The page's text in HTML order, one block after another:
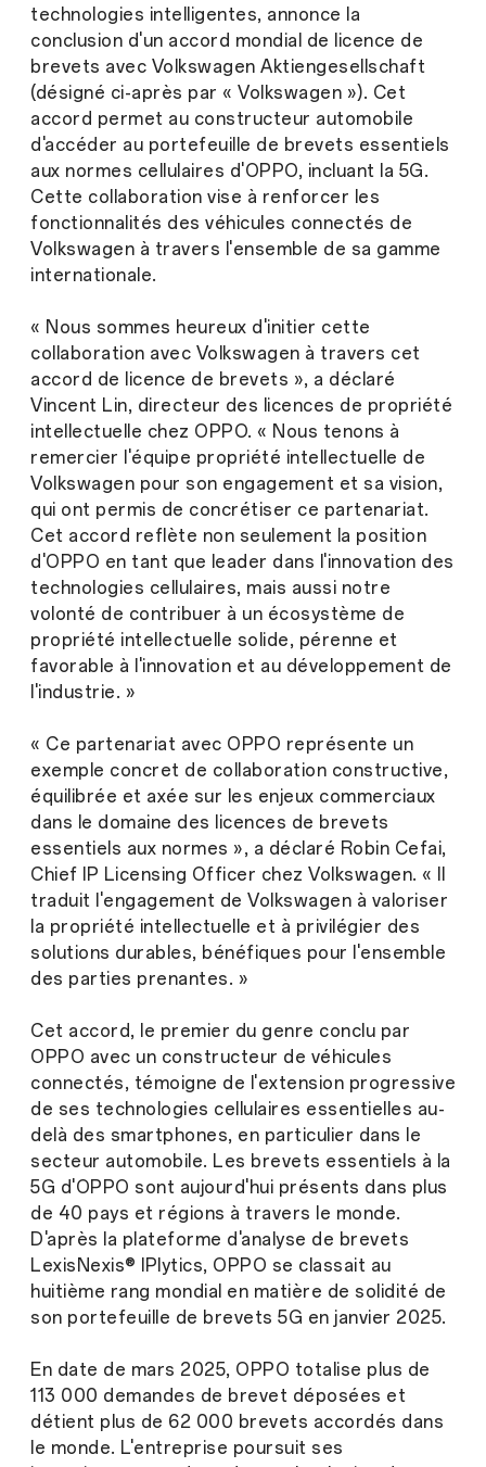
technologies intelligentes, annonce la
conclusion d'un accord mondial de licence de
brevets avec Volkswagen Aktiengesellschaft
(désigné ci-après par « Volkswagen »). Cet
accord permet au constructeur automobile
d'accéder au portefeuille de brevets essentiels
aux normes cellulaires d'OPPO, incluant la 5G.
Cette collaboration vise à renforcer les
fonctionnalités des véhicules connectés de
Volkswagen à travers l'ensemble de sa gamme
internationale.
« Nous sommes heureux d'initier cette
collaboration avec Volkswagen à travers cet
accord de licence de brevets », a déclaré
Vincent Lin, directeur des licences de propriété
intellectuelle chez OPPO. « Nous tenons à
remercier l'équipe propriété intellectuelle de
Volkswagen pour son engagement et sa vision,
qui ont permis de concrétiser ce partenariat.
Cet accord reflète non seulement la position
d'OPPO en tant que leader dans l'innovation des
technologies cellulaires, mais aussi notre
volonté de contribuer à un écosystème de
propriété intellectuelle solide, pérenne et
favorable à l'innovation et au développement de
l'industrie. »
« Ce partenariat avec OPPO représente un
exemple concret de collaboration constructive,
équilibrée et axée sur les enjeux commerciaux
dans le domaine des licences de brevets
essentiels aux normes », a déclaré Robin Cefai,
Chief IP Licensing Officer chez Volkswagen. « Il
traduit l'engagement de Volkswagen à valoriser
la propriété intellectuelle et à privilégier des
solutions durables, bénéfiques pour l'ensemble
des parties prenantes. »
Cet accord, le premier du genre conclu par
OPPO avec un constructeur de véhicules
connectés, témoigne de l'extension progressive
de ses technologies cellulaires essentielles au-
delà des smartphones, en particulier dans le
secteur automobile. Les brevets essentiels à la
5G d'OPPO sont aujourd'hui présents dans plus
de 40 pays et régions à travers le monde.
D'après la plateforme d'analyse de brevets
LexisNexis® IPlytics, OPPO se classait au
huitième rang mondial en matière de solidité de
son portefeuille de brevets 5G en janvier 2025.
En date de mars 2025, OPPO totalise plus de
113 000 demandes de brevet déposées et
détient plus de 62 000 brevets accordés dans
le monde. L'entreprise poursuit ses